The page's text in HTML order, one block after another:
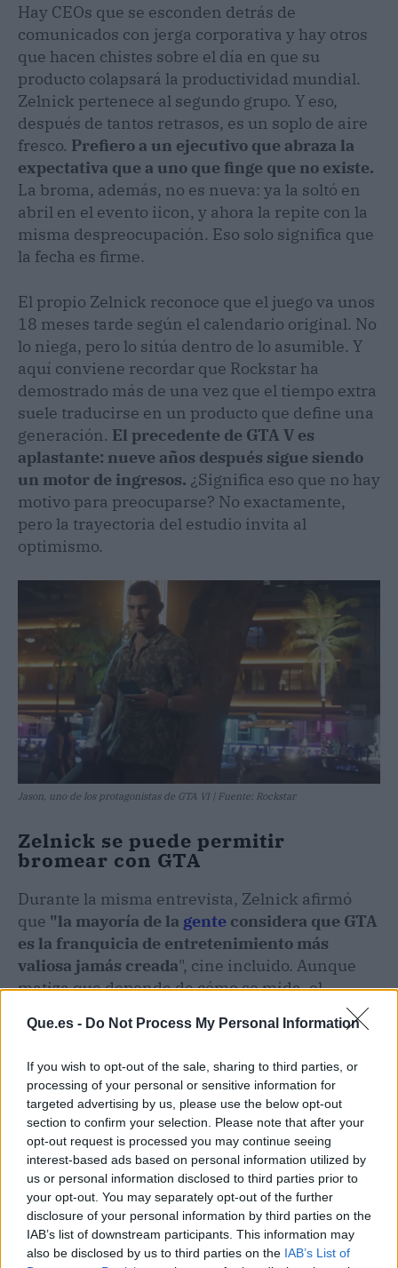
Que.es - Do Not Process My Personal Information
If you wish to opt-out of the sale, sharing to third parties, or
processing of your personal or sensitive information for
targeted advertising by us, please use the below opt-out
section to confirm your selection. Please note that after your
opt-out request is processed you may continue seeing
interest-based ads based on personal information utilized by
us or personal information disclosed to third parties prior to
your opt-out. You may separately opt-out of the further
disclosure of your personal information by third parties on the
IAB’s list of downstream participants. This information may
also be disclosed by us to third parties on the IAB’s List of
Hay CEOs que se esconden detrás de
comunicados con jerga corporativa y hay otros
que hacen chistes sobre el día en que su
producto colapsará la productividad mundial.
Zelnick pertenece al segundo grupo. Y eso,
después de tantos retrasos, es un soplo de aire
fresco. Prefiero a un ejecutivo que abraza la
expectativa que a uno que finge que no existe.
La broma, además, no es nueva: ya la soltó en
abril en el evento iicon, y ahora la repite con la
misma despreocupación. Eso solo significa que
la fecha es firme.
El propio Zelnick reconoce que el juego va unos
18 meses tarde según el calendario original. No
lo niega, pero lo sitúa dentro de lo asumible. Y
aquí conviene recordar que Rockstar ha
demostrado más de una vez que el tiempo extra
suele traducirse en un producto que define una
generación. El precedente de GTA V es
aplastante: nueve años después sigue siendo
un motor de ingresos. ¿Significa eso que no hay
motivo para preocuparse? No exactamente,
pero la trayectoria del estudio invita al
optimismo.
Jason, uno de los protagonistas de GTA VI | Fuente: Rockstar
Zelnick se puede permitir
bromear con GTA
Durante la misma entrevista, Zelnick afirmó
que "la mayoría de la gente considera que GTA
es la franquicia de entretenimiento más
valiosa jamás creada", cine incluido. Aunque
matiza que depende de cómo se mida, el
mensaje es claro: en en Take-Two creen tener
un activo sin parangón. Y la verdad es que los
pero describe con un escueto “es mucho”—
respaldan esa confianza. El juego de 2013 ha
vivido más de una década a base de
actualizaciones y una comunidad que no ha
encontrado relevo.
Ahí está el matiz. Creo que Zelnick simplifica un
poco cuando atribuye la longevidad a la calidad
de las actualizaciones. GTA Online ha